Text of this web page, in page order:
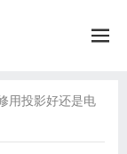
用投影好还是电